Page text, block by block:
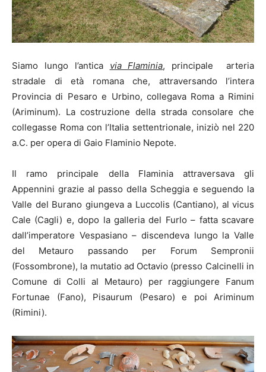
Siamo lungo l’antica via Flaminia, principale arteria
stradale di età romana che, attraversando l’intera
Provincia di Pesaro e Urbino, collegava Roma a Rimini
(Ariminum). La costruzione della strada consolare che
collegasse Roma con l’Italia settentrionale, iniziò nel 220
a.C. per opera di Gaio Flaminio Nepote.
Il ramo principale della Flaminia attraversava gli
Appennini grazie al passo della Scheggia e seguendo la
Valle del Burano giungeva a Luccolis (Cantiano), al vicus
Cale (Cagli) e, dopo la galleria del Furlo – fatta scavare
dall’imperatore Vespasiano – discendeva lungo la Valle
del Metauro passando per Forum Sempronii
(Fossombrone), la mutatio ad Octavio (presso Calcinelli in
Comune di Colli al Metauro) per raggiungere Fanum
Fortunae (Fano), Pisaurum (Pesaro) e poi Ariminum
(Rimini).